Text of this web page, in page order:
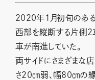
2020年1月初旬のあ
西部を縦断する片側2
車が南進していた。
両サイドにさまざまな
さ20㎝弱、幅80㎝の